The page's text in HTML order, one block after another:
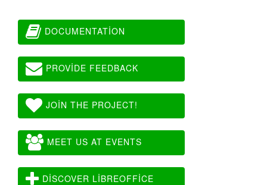
DOCUMENTATION
PROVIDE FEEDBACK
JOIN THE PROJECT!
MEET US AT EVENTS
DISCOVER LIBREOFFICE